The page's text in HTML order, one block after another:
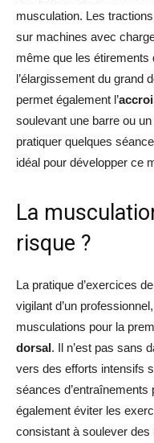
musculation. Les
sur machines avec
même que les étirements
l’élargissement du grand
permet également l’
soulevant une barre ou
pratiquer quelques
idéal pour développer ce
La
risque ?
La pratique d’exercices
vigilant d’un
musculations pour la
dorsal. Il n’est pas sans
vers des efforts intensifs
séances d’entraînements
également éviter les
consistant à soulever